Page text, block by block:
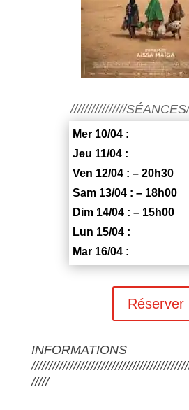
////////////////
Mer 10/04 :
Jeu 11/04 :
Ven 12/04 : – 20h30
Sam 13/04 : – 18h00
Dim 14/04 : – 15h00
Lun 15/04 :
Mar 16/04 :
Réserver
INFORMATIONS
/////